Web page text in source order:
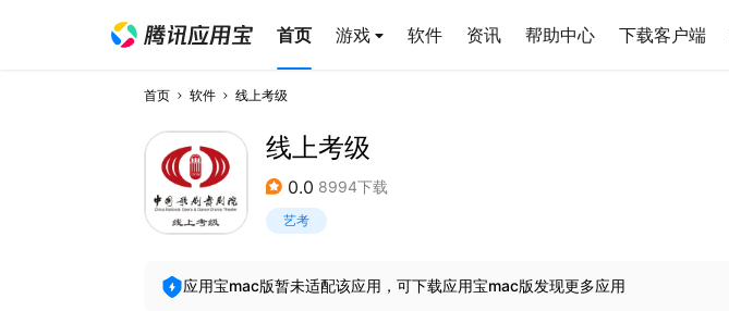
首页 游戏 软件 资讯 帮助中心 下载客户端
首页 软件 线上考级
线上考级
0.0 8994下载
艺考
应用宝mac版暂未适配该应用，可下载应用宝mac版发现更多应用